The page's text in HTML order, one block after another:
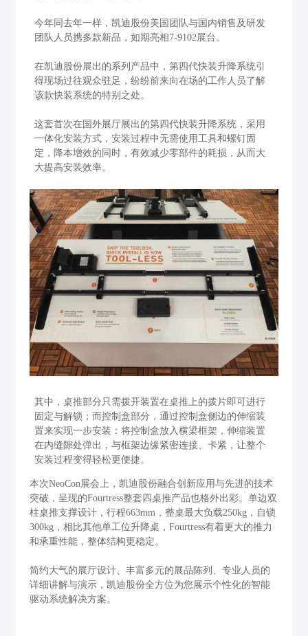
今年同去年一样，凯迪股份美国团队与国内销售及研发
团队人员携多款新品，如期亮相7-9102展台。
在凯迪股份展出的系列产品中，第四代快装升降系统引
得现场过往观众驻足，纷纷前来向在场的工作人员了解
该款快装系统的特别之处。
这套首次在国外展厅展出的第四代快装升降系统，采用
一体化安装方式，安装过程中无需使用工具和螺钉固
定，降本增效的同时，有效减少零部件的耗损，从而大
大提高安装效率。
其中，桌推部分只需拨开装置在桌推上的拨片即可进行
固定与解锁；而控制盒部分，通过控制盒侧边的伸缩装
置来实现一步安装：将控制盒放入横梁框架，伸缩装置
在内缝隙处弹出，与框架边缘紧密连接、卡紧，让整个
安装过程变得轻松更便捷。
本次NeoCon展会上，凯迪股份融合创新应用与先进的技术
突破，呈现的Fourtress整套四桌推产品也格外出彩。单边双
柱桌推支撑设计，行程663mm，整桌最大负载250kg，自锁
300kg，相比其他单工位升降桌，Fourtress有着更大的推力
和承重性能，整体结构更稳定。
简约大气的展厅设计、丰富多元的展品陈列、专业人员的
详细讲解与演示，凯迪股份全方位为您展示个性化的智能
驱动系统解决方案。